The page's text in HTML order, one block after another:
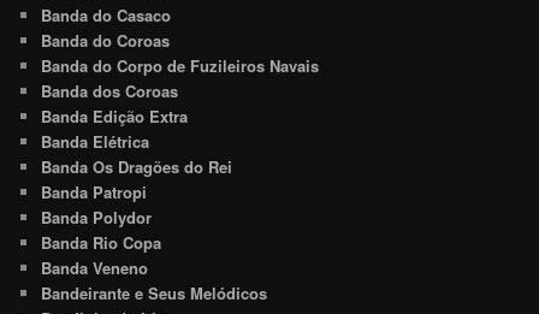
Banda do Casaco
Banda do Coroas
Banda do Corpo de Fuzileiros Navais
Banda dos Coroas
Banda Edição Extra
Banda Elétrica
Banda Os Dragões do Rei
Banda Patropi
Banda Polydor
Banda Rio Copa
Banda Veneno
Bandeirante e Seus Melódicos